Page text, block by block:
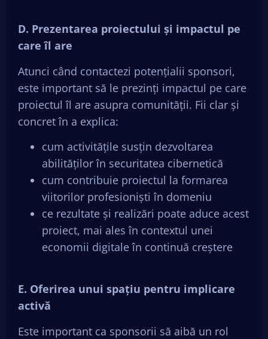
D. Prezentarea proiectului și impactul pe
care îl are
Atunci când contactezi potențialii sponsori,
este important să le prezinți impactul pe care
proiectul îl are asupra comunității. Fii clar și
concret în a explica:
cum activitățile susțin dezvoltarea
abilităților în securitatea cibernetică
cum contribuie proiectul la formarea
viitorilor profesioniști în domeniu
ce rezultate și realizări poate aduce acest
proiect, mai ales în contextul unei
economii digitale în continuă creștere
E. Oferirea unui spațiu pentru implicare
activă
Este important ca sponsorii să aibă un rol